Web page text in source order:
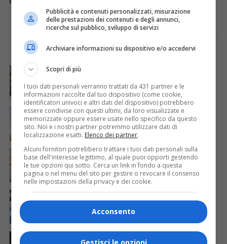
I PIÙ VISTI ULTIME NOTIZIE
CRONACA & ATTUALITÀ
le frazioni sotto osservazione
ECONOMIA & LAVORO 13 ore fa
Bollette più leggere nei condomini, nuovo bando FVG
per l’efficientamento energetico
CRONACA & ATTUALITÀ 5 giorni fa
Mattia Ranghetti muore a 29 anni dopo la
folgorazione alle Ferriere Nord di Osoppo
CRONACA & ATTUALITÀ 3 giorni fa
Arrivano 142 nuovi poliziotti in Friuli-Venezia Giulia:
61 saranno assegnati a Trieste
Pubblicità e contenuti personalizzati, misurazione
delle prestazioni dei contenuti e degli annunci,
ricerche sul pubblico, sviluppo di servizi
Archiviare informazioni su dispositivo e/o accedervi
Scopri di più
I tuoi dati personali verranno trattati da 431 partner e le
informazioni raccolte dal tuo dispositivo (come cookie,
identificatori univoci e altri dati del dispositivo) potrebbero
essere condivise con questi ultimi, da loro visualizzate e
memorizzate oppure essere usate nello specifico da questo
sito. Noi e i nostri partner potremmo utilizzare dati di
localizzazione esatti. Elenco dei partner.
Alcuni fornitori potrebbero trattare i tuoi dati personali sulla
base dell'interesse legittimo, al quale puoi opporti gestendo
le tue opzioni qui sotto. Cerca un link in fondo a questa
pagina o nel menu del sito per gestire o revocare il consenso
nelle impostazioni della privacy e dei cookie.
Acconsento